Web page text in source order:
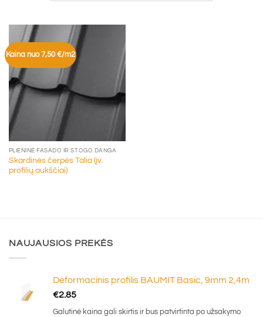
Kaina nuo 7,50 €/m2
PLIENINĖ FASADO IR STOGO DANGA
Skardinės čerpės Talia (įv.
profilių aukščiai)
NAUJAUSIOS PREKĖS
Deformacinis profilis BAUMIT Basic, 9mm 2,4m
€2.85
Galutinė kaina gali skirtis ir bus patvirtinta po užsakymo